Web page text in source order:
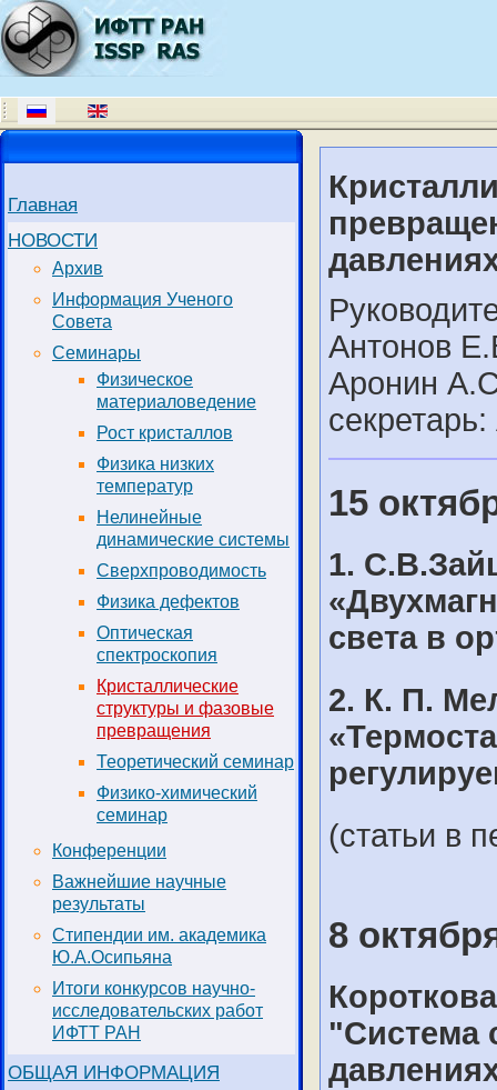
Главная
НОВОСТИ
Архив
Информация Ученого
Совета
Семинары
Физическое
материаловедение
Рост кристаллов
Физика низких
температур
Нелинейные
динамические системы
Сверхпроводимость
Физика дефектов
Оптическая
спектроскопия
Кристаллические
структуры и фазовые
превращения
Теоретический семинар
Физико-химический
семинар
Конференции
Важнейшие научные
результаты
Стипендии им. академика
Ю.А.Осипьяна
Итоги конкурсов научно-
исследовательских работ
ИФТТ РАН
ОБЩАЯ ИНФОРМАЦИЯ
Антонов
Аронин
15
1.
света в
2. К. П.
(статьи в
8
"Система